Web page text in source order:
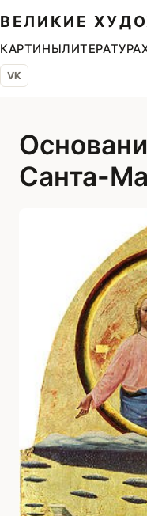
ВЕЛИКИЕ
КАРТИНЫЛИТЕРАТУРА
VK
Санта-